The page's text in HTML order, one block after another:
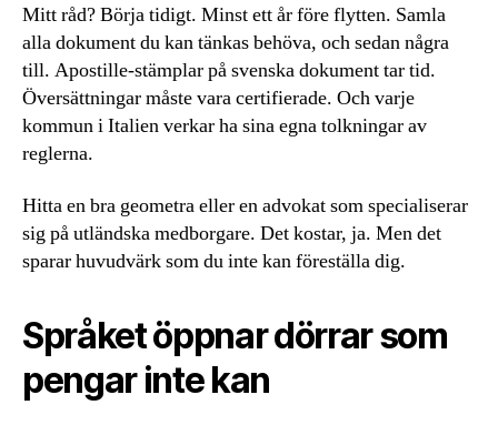
Mitt råd? Börja tidigt. Minst ett år före flytten. Samla
alla dokument du kan tänkas behöva, och sedan några
till. Apostille-stämplar på svenska dokument tar tid.
Översättningar måste vara certifierade. Och varje
kommun i Italien verkar ha sina egna tolkningar av
reglerna.
Hitta en bra geometra eller en advokat som specialiserar
sig på utländska medborgare. Det kostar, ja. Men det
sparar huvudvärk som du inte kan föreställa dig.
Språket öppnar dörrar som
pengar inte kan